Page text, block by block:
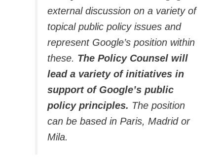
external discussion on a variety of
topical public policy issues and
represent Google’s position within
these. The Policy Counsel will
lead a variety of initiatives in
support of Google’s public
policy principles. The position
can be based in Paris, Madrid or
Mila.